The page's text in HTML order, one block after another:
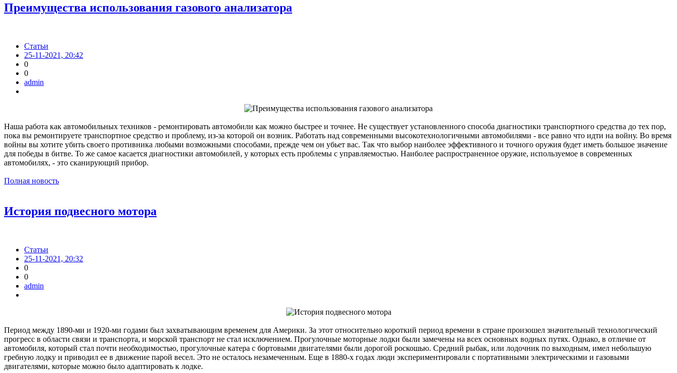
Преимущества использования газового анализатора
Статьи
25-11-2021, 20:42
0
0
admin
Наша работа как автомобильных техников - ремонтировать автомобили как можно быстрее и точнее. Не существует установленного способа диагностики транспортного средства до тех пор,
пока вы ремонтируете транспортное средство и проблему, из-за которой он возник. Работать над современными высокотехнологичными автомобилями - все равно что идти на войну. Во время
войны вы хотите убить своего противника любыми возможными способами, прежде чем он убьет вас. Так что выбор наиболее эффективного и точного оружия будет иметь большое значение
для победы в битве. То же самое касается диагностики автомобилей, у которых есть проблемы с управляемостью. Наиболее распространенное оружие, используемое в современных
автомобилях, - это сканирующий прибор.
Полная новость
История подвесного мотора
Статьи
25-11-2021, 20:32
0
0
admin
Период между 1890-ми и 1920-ми годами был захватывающим временем для Америки. За этот относительно короткий период времени в стране произошел значительный технологический
прогресс в области связи и транспорта, и морской транспорт не стал исключением. Прогулочные моторные лодки были замечены на всех основных водных путях. Однако, в отличие от
автомобиля, который стал почти необходимостью, прогулочные катера с бортовыми двигателями были дорогой роскошью. Средний рыбак, или лодочник по выходным, имел небольшую
гребную лодку и приводил ее в движение парой весел. Это не осталось незамеченным. Еще в 1880-х годах люди экспериментировали с портативными электрическими и газовыми
двигателями, которые можно было адаптировать к лодке.